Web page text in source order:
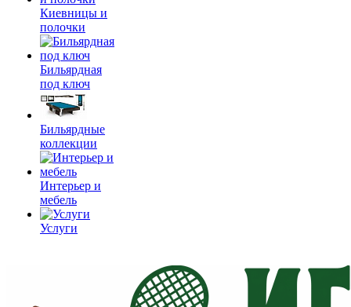
Киевницы и
полочки
Бильярдная
под ключ
Бильярдные
коллекции
Интерьер и
мебель
Услуги